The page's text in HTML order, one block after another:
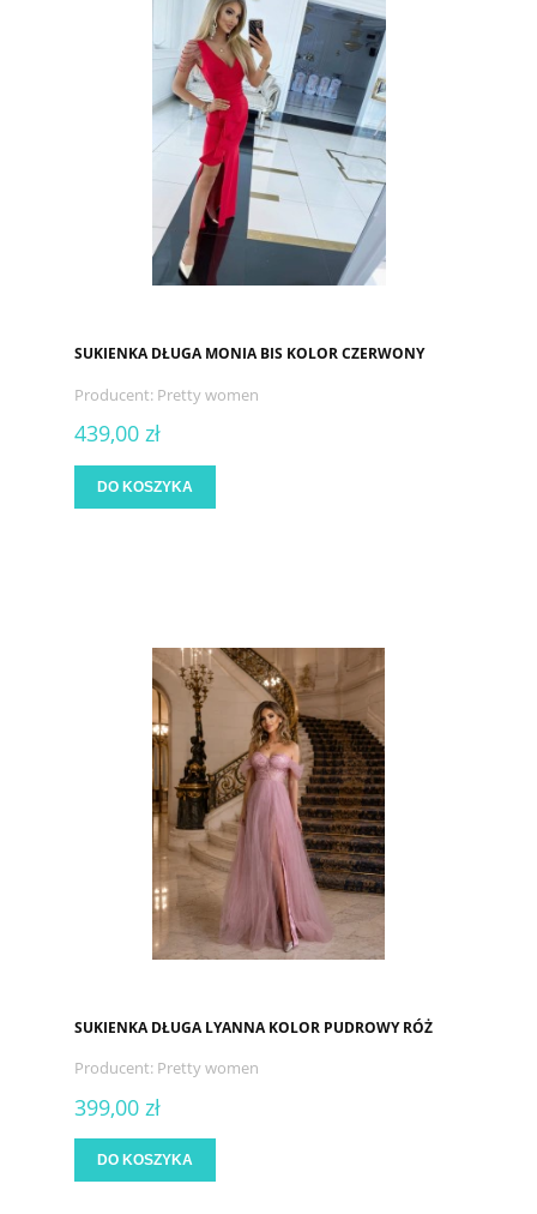
SUKIENKA DŁUGA MONIA BIS KOLOR CZERWONY
Producent: Pretty women
439,00 zł
DO KOSZYKA
SUKIENKA DŁUGA LYANNA KOLOR PUDROWY RÓŻ
Producent: Pretty women
399,00 zł
DO KOSZYKA